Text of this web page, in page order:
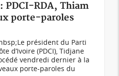
PDCI-RDA, Thiam
porte-paroles
président du Parti
d’Ivoire (PDCI), Tidjane
vendredi dernier à la
porte-paroles du